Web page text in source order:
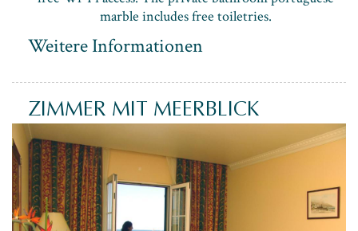
marble includes free toiletries.
Weitere Informationen
ZIMMER MIT MEERBLICK